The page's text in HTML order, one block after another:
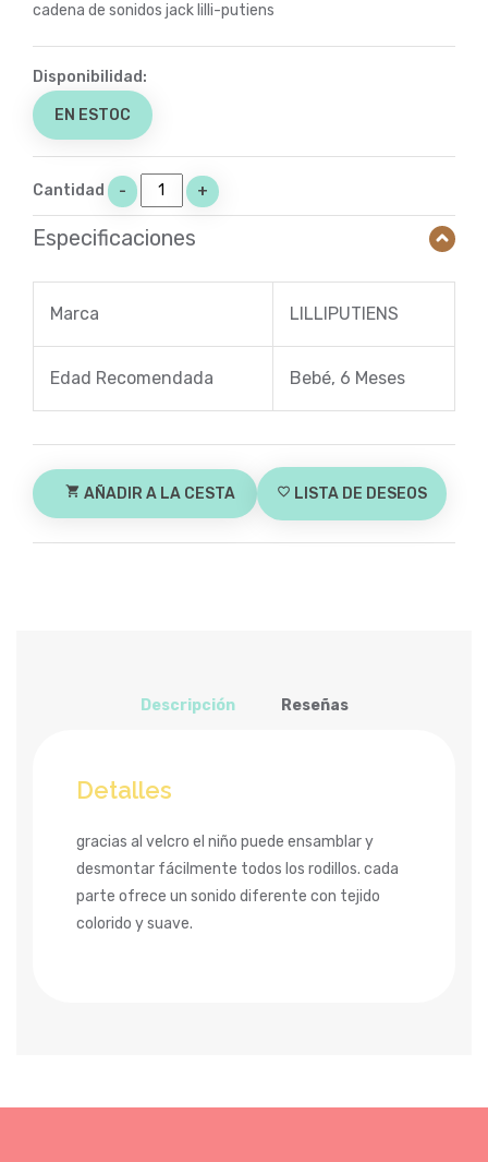
cadena de sonidos jack lilli-putiens
Disponibilidad:
EN ESTOC
Cantidad - +
Especificaciones
Marca LILLIPUTIENS
Edad Recomendada Bebé, 6 Meses
shopping_cart AÑADIR A LA CESTA favorite_border LISTA DE DESEOS
Descripción Reseñas
Detalles
gracias al velcro el niño puede ensamblar y
desmontar fácilmente todos los rodillos. cada
parte ofrece un sonido diferente con tejido
colorido y suave.